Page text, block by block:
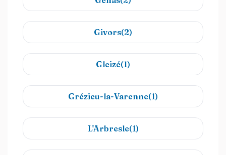
Givors(2)
Gleizé(1)
Grézieu-la-Varenne(1)
L'Arbresle(1)